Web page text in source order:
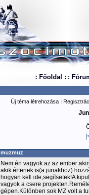
: Főoldal : :
Új téma létrehozása |
muzmuz
Nem én vagyok az az ember
akik értenek is(a junakhoz)
hogyan kell ide,segítsetek!A
vagyok a csere
gépen.Különben sok MZ volt a